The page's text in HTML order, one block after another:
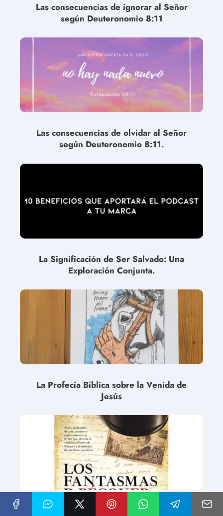
Las consecuencias de ignorar al Señor
según Deuteronomio 8:11
Las consecuencias de olvidar al Señor
según Deuteronomio 8:11.
La Significación de Ser Salvado: Una
Exploración Conjunta.
La Profecía Bíblica sobre la Venida de
Jesús
La Verdad de Jesús en la India: Un